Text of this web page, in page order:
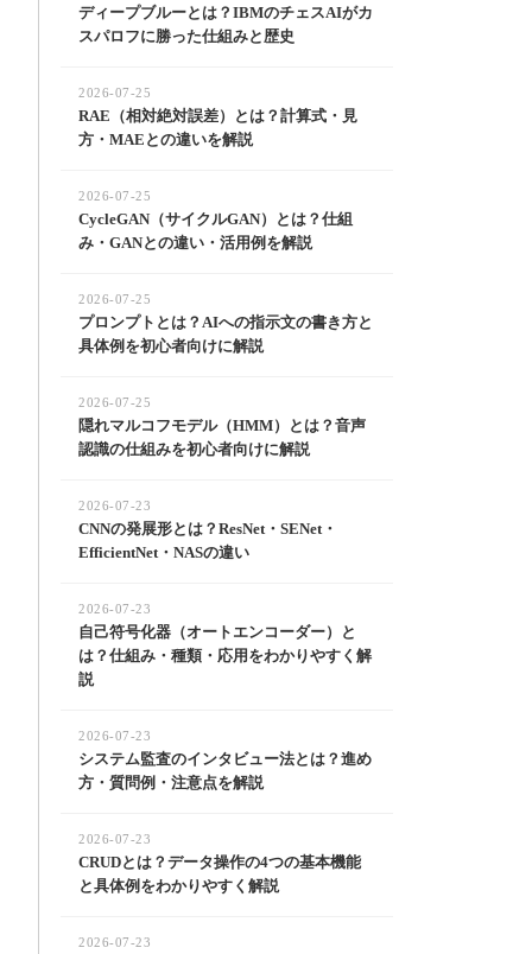
ディープブルーとは？IBMのチェスAIがカ
スパロフに勝った仕組みと歴史
RAE（相対絶対誤差）とは？計算式・見
方・MAEとの違いを解説
2026-07-25
CycleGAN（サイクルGAN）とは？仕組
み・GANとの違い・活用例を解説
2026-07-25
プロンプトとは？AIへの指示文の書き方と
具体例を初心者向けに解説
2026-07-25
隠れマルコフモデル（HMM）とは？音声
認識の仕組みを初心者向けに解説
2026-07-25
CNNの発展形とは？ResNet・SENet・
EfficientNet・NASの違い
2026-07-23
自己符号化器（オートエンコーダー）と
は？仕組み・種類・応用をわかりやすく解
説
2026-07-23
システム監査のインタビュー法とは？進め
方・質問例・注意点を解説
2026-07-23
CRUDとは？データ操作の4つの基本機能
と具体例をわかりやすく解説
2026-07-23
2026-07-23